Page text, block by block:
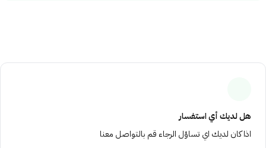
ﻫﻞ ﻟﺪﻳﻚ أي اﺳﺘﻔﺴﺎر
اذا ﻛﺎن ﻟﺪﻳﻚ اي ﺗﺴﺎؤل اﻟﺮﺟﺎء ﻗﻢ ﺑﺎﻟﺘﻮاﺻﻞ ﻣﻌﻨﺎ